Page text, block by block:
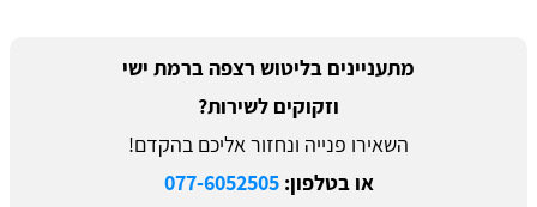
מתעניינים בליטוש רצפה ברמת ישי
וזקוקים לשירות?
השאירו פנייה ונחזור אליכם בהקדם!
או בטלפון:077-6052505